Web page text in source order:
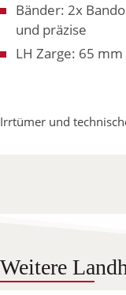
Bänder: 2x
und präzise
LH Zarge: 65
Irrtümer und
Weitere